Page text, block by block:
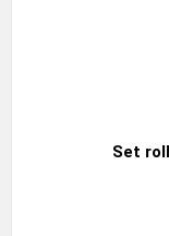
Set